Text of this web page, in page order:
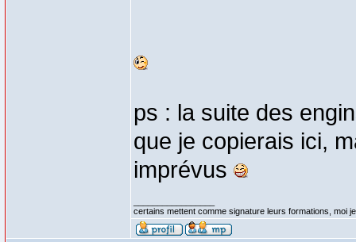
ps : la suite des
que je copierais ici,
imprévus
certains mettent comme signature leurs formations, moi